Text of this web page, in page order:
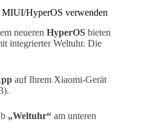
HyperOS verwenden
neueren HyperOS bieten
integrierter Weltuhr. Die
auf Ihrem Xiaomi-Gerät
„Weltuhr“ am unteren